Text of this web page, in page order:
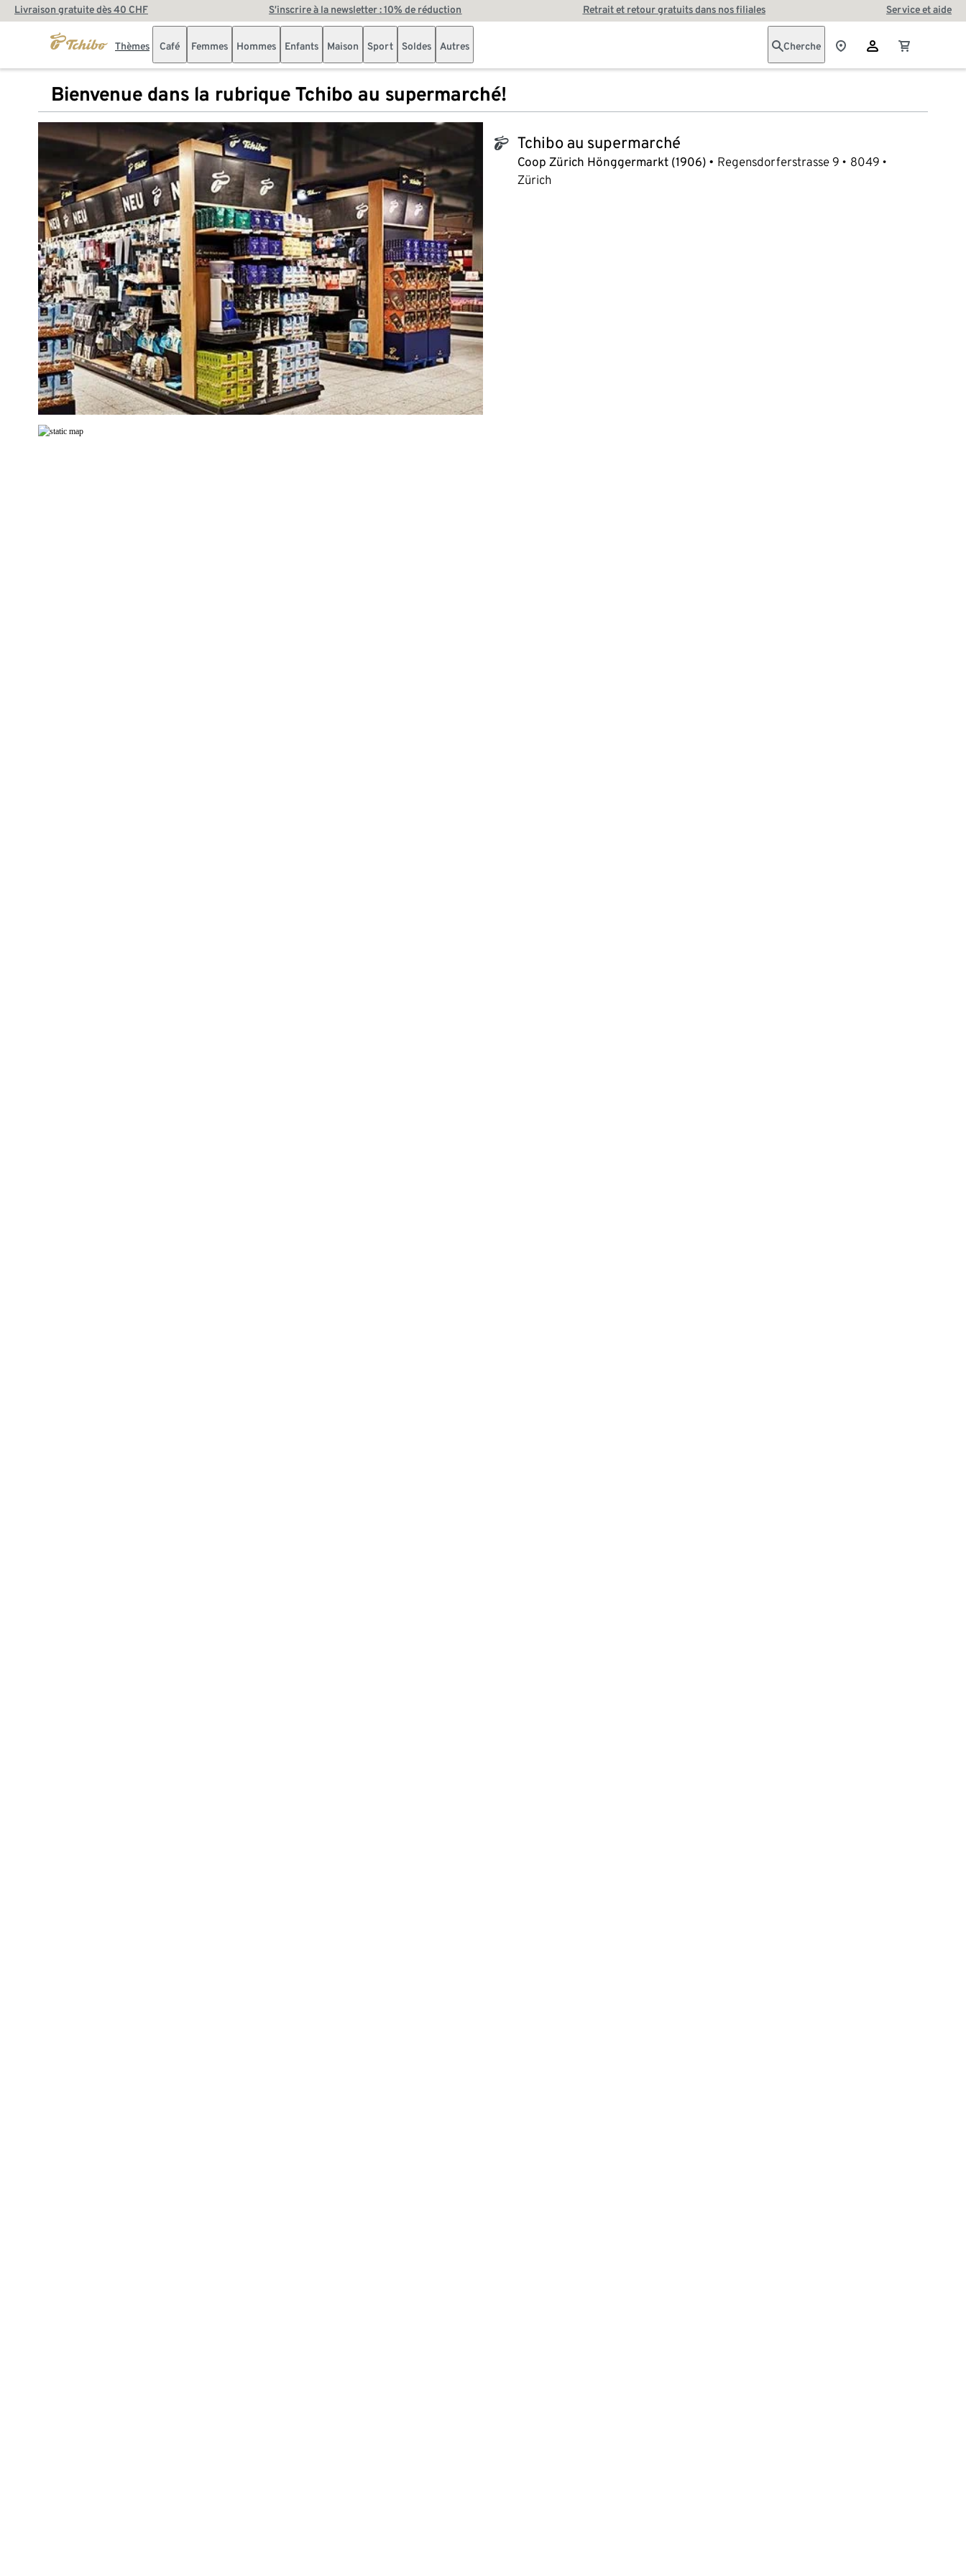
Livraison gratuite dès 40 CHF S’inscrire à la newsletter : 10% de réduction Retrait et retour gratuits dans nos filiales Service et aide
Thèmes Café Femmes Hommes Enfants Maison Sport Soldes Autres Cherche
Bienvenue dans la rubrique Tchibo au supermarché!
tchibo_logo Tchibo au supermarché
Coop Zürich Hönggermarkt (1906) Regensdorferstrasse 9
8049
Zürich